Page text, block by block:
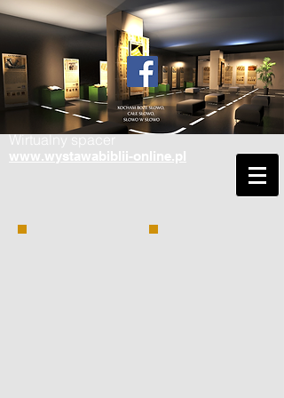
Wirtualny spacer
www.wystawabiblii-online.pl